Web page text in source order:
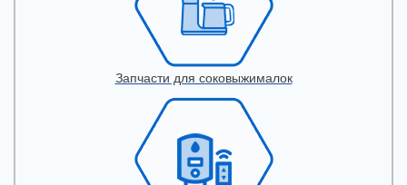
Запчасти для соковыжималок